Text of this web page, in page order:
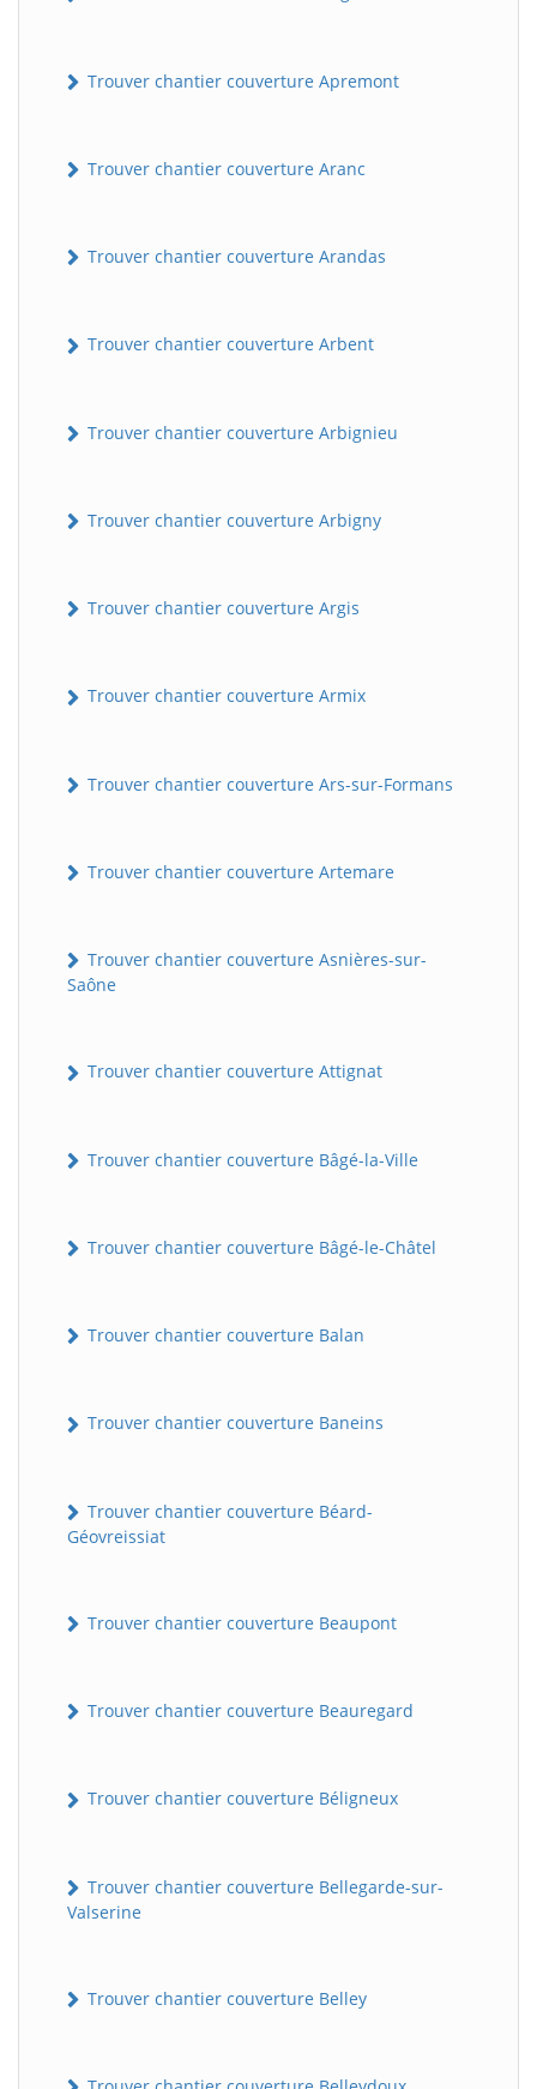
Trouver chantier couverture Apremont
Trouver chantier couverture Aranc
Trouver chantier couverture Arandas
Trouver chantier couverture Arbent
Trouver chantier couverture Arbignieu
Trouver chantier couverture Arbigny
Trouver chantier couverture Argis
Trouver chantier couverture Armix
Trouver chantier couverture Ars-sur-Formans
Trouver chantier couverture Artemare
Trouver chantier couverture Asnières-sur-
Saône
Trouver chantier couverture Attignat
Trouver chantier couverture Bâgé-la-Ville
Trouver chantier couverture Bâgé-le-Châtel
Trouver chantier couverture Balan
Trouver chantier couverture Baneins
Trouver chantier couverture Béard-
Géovreissiat
Trouver chantier couverture Beaupont
Trouver chantier couverture Beauregard
Trouver chantier couverture Béligneux
Trouver chantier couverture Bellegarde-sur-
Valserine
Trouver chantier couverture Belley